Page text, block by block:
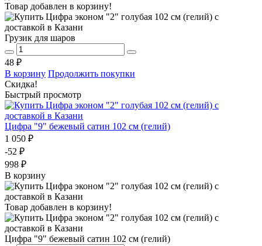
Товар добавлен в корзину!
Грузик для шаров
48 ₽
В корзину Продолжить покупки
Скидка!
Быстрый просмотр
Цифра "9" бежевый сатин 102 см (гелий)
1 050 ₽
-52 ₽
998 ₽
В корзину
Товар добавлен в корзину!
Цифра "9" бежевый сатин 102 см (гелий)